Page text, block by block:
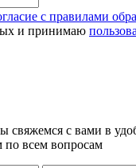
с правилами
и принимаю
свяжемся с вами в
по всем вопросам